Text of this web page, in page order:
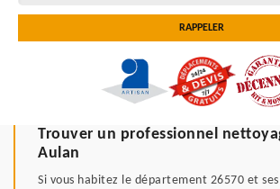
Trouver un professionnel
Aulan
Si vous habitez le département 26570 et